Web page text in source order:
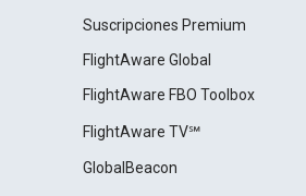
Suscripciones Premium
FlightAware Global
FlightAware FBO Toolbox
FlightAware TV℠
GlobalBeacon